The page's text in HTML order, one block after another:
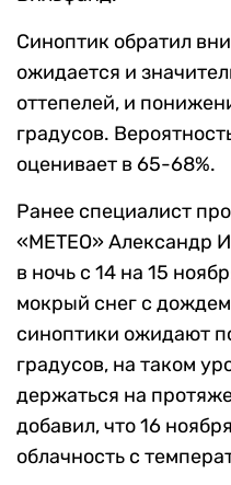
Синоптик обратил
ожидается и
оттепелей, и
градусов.
оценивает в 65-68%.
Ранее специалист
«МЕТЕО» Александр
в ночь с 14 на 15
мокрый снег с
синоптики ожидают
градусов, на таком
держаться на
добавил, что 16
облачность с